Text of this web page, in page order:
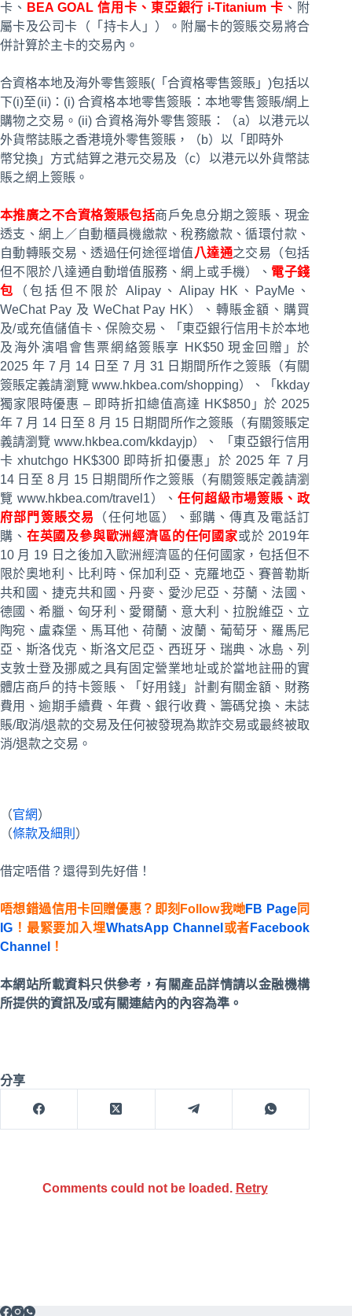
卡、 BEA GOAL 信用卡、東亞銀行 i-Titanium 卡 、附
屬卡及公司卡（「持卡人」）。附屬卡的簽賬交易將合
併計算於主卡的交易內。
合資格本地及海外零售簽賬(「合資格零售簽賬」)包括以
下(i)至(ii)：(i) 合資格本地零售簽賬：本地零售簽賬/網上
購物之交易。(ii) 合資格海外零售簽賬：（a）以港元以
外貨幣誌賬之香港境外零售簽賬，（b）以「即時外
幣兌換」方式結算之港元交易及（c）以港元以外貨幣誌
賬之網上簽賬。
本推廣之不合資格簽賬包括商戶免息分期之簽賬、現金
透支、網上／自動櫃員機繳款、稅務繳款、循環付款、
自動轉賬交易、透過任何途徑增值 八達通之交易（包括
但不限於八達通自動增值服務、網上或手機）、 電子錢
包
（包括但不限於 Alipay、Alipay HK、PayMe、
WeChat Pay 及 WeChat Pay HK）、轉賬金額、購買
及/或充值儲值卡、保險交易、「東亞銀行信用卡於本地
及海外演唱會售票網絡簽賬享 HK$50 現金回贈」於
2025 年 7 月 14 日至 7 月 31 日期間所作之簽賬（有關
簽賬定義請瀏覽 www.hkbea.com/shopping）、「kkday
獨家限時優惠 – 即時折扣總值高達 HK$850」於 2025
年 7 月 14 日至 8 月 15 日期間所作之簽賬（有關簽賬定
義請瀏覽 www.hkbea.com/kkdayjp）、 「東亞銀行信用
卡 xhutchgo HK$300 即時折扣優惠」於 2025 年 7 月
14 日至 8 月 15 日期間所作之簽賬（有關簽賬定義請瀏
覽 www.hkbea.com/travel1）、 任何超級市場簽賬、政
府部門簽賬交易
（任何地區）、郵購、傳真及電話訂
購、 在英國及參與歐洲經濟區的任何國家或於 2019年
10 月 19 日之後加入歐洲經濟區的任何國家，包括但不
限於奧地利、比利時、保加利亞、克羅地亞、賽普勒斯
共和國、捷克共和國、丹麥、愛沙尼亞、芬蘭、法國、
德國、希臘、匈牙利、愛爾蘭、意大利、拉脫維亞、立
陶宛、盧森堡、馬耳他、荷蘭、波蘭、葡萄牙、羅馬尼
亞、斯洛伐克、斯洛文尼亞、西班牙、瑞典、冰島、列
支敦士登及挪威之具有固定營業地址或於當地註冊的實
體店商戶的持卡簽賬、「好用錢」計劃有關金額、財務
費用、逾期手續費、年費、銀行收費、籌碼兌換、未誌
賬/取消/退款的交易及任何被發現為欺詐交易或最終被取
消/退款之交易。
（官網）
（條款及細則 ）
借定唔借？還得到先好借！
唔想錯過信用卡回贈優惠？即刻Follow我哋FB Page同
IG ！最緊要加入埋WhatsApp Channel 或者 Facebook
Channel
！
本網站所載資料只供參考，有關產品詳情請以金融機構
所提供的資訊及/或有關連結內的內容為準。
分享
Comments could not be loaded. Retry